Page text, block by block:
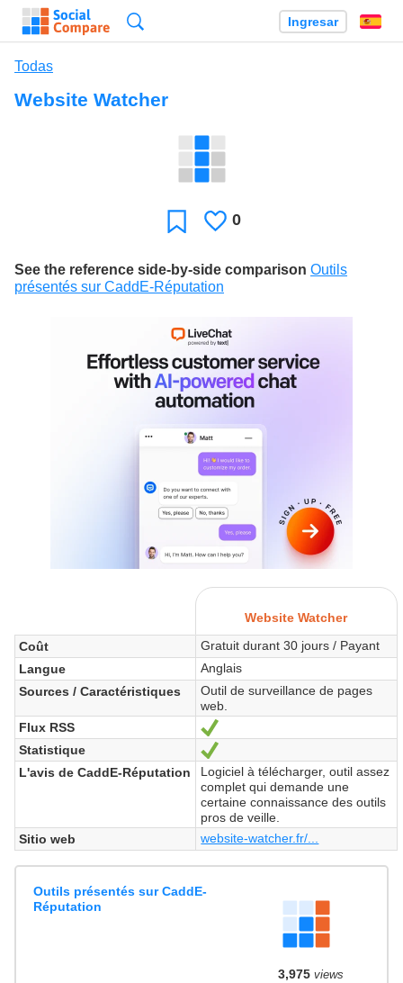
Ingresar
Todas
Website Watcher
Favoritos
Le
0
See the reference side-by-side comparison Outils
présentés sur CaddE-Réputation
Website Watcher
Coût
Gratuit durant 30 jours / Payant
Langue
Anglais
Sources / Caractéristiques
Outil de surveillance de pages
web.
Flux RSS
Sí
Statistique
L'avis de CaddE-Réputation
Logiciel à télécharger, outil assez
complet qui demande une
certaine connaissance des outils
pros de veille.
Sitio web
website-watcher.fr/...
Outils présentés sur CaddE-
Réputation
3,975views